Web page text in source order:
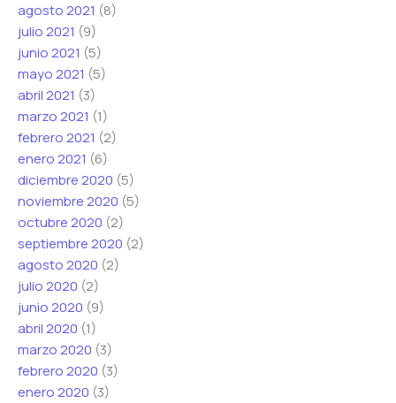
agosto 2021 (8)
julio 2021 (9)
junio 2021 (5)
mayo 2021 (5)
abril 2021 (3)
marzo 2021 (1)
febrero 2021 (2)
enero 2021 (6)
diciembre 2020 (5)
noviembre 2020 (5)
octubre 2020 (2)
septiembre 2020 (2)
agosto 2020 (2)
julio 2020 (2)
junio 2020 (9)
abril 2020 (1)
marzo 2020 (3)
febrero 2020 (3)
enero 2020 (3)